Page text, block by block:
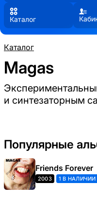
Каталог
Каталог
Magas
и синтезаторным
Популярные
Friends Forever
2003 1 В НАЛИЧИИ